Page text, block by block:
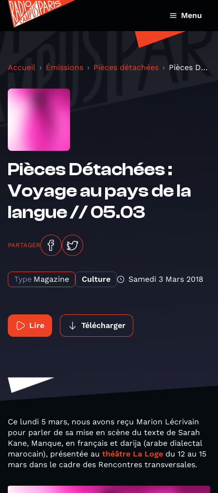
Menu
Accueil Émissions Pièces détachées Pièces Détachées : Voyage au pays de la langue //...
Pièces Détachées :
Voyage au pays de la
langue // 05.03
PARTAGER
Type Magazine Culture Samedi 3 Mars 2018
Lire Télécharger
Ce lundi 5 mars, nous avons reçu Marion Lécrivain
pour parler de sa mise en scène du texte de Sarah
Kane, Manque, en français et darija (arabe dialectal
marocain), présentée au théâtre La Loge du 12 au 15
mars dans le cadre des Rencontres transversales.